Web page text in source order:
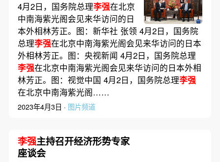
4月2日，国务院总理李强在北京
中南海紫光阁会见来华访问的日
本外相林芳正。图：新华社 张领 4月2日，国务院
总理李强在北京中南海紫光阁会见来华访问的日本
外相林芳正。图：央视新闻 4月2日，国务院总理
李强在北京中南海紫光阁会见来华访问的日本外相
林芳正。图：视觉中国 4月2日，国务院总理李强
在北京中南海紫光阁……
2023年4月3日 · 图片频道
李强主持召开经济形势专家
座谈会